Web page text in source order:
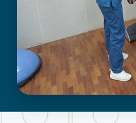
FISIOTERAPIA